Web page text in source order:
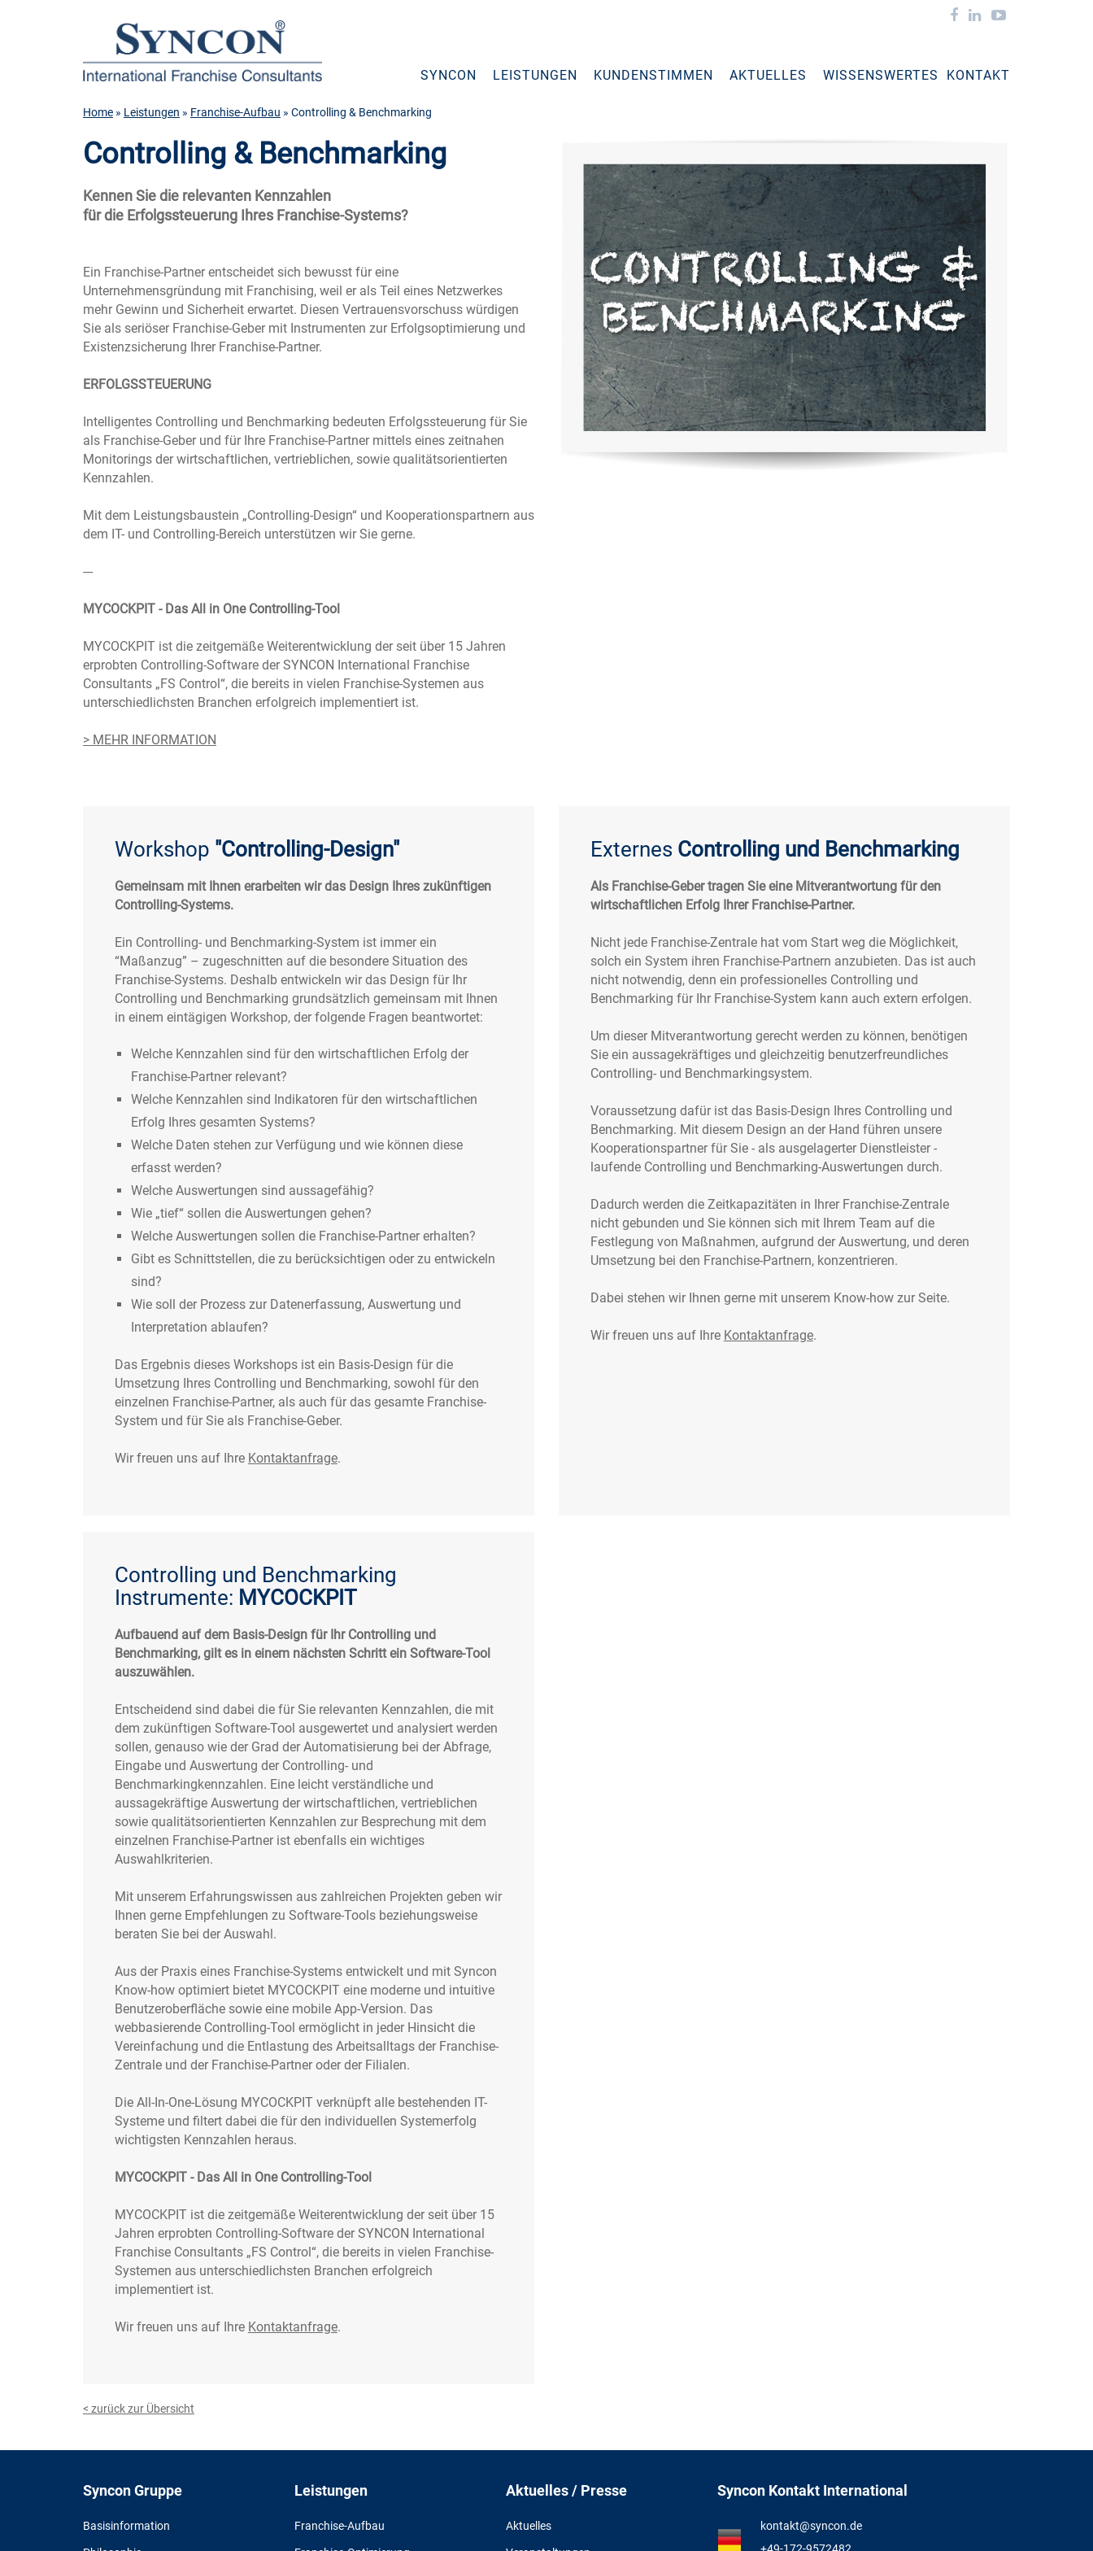
SYNCON LEISTUNGEN KUNDENSTIMMEN AKTUELLES WISSENSWERTES KONTAKT
Home » Leistungen » Franchise-Aufbau » Controlling & Benchmarking
Controlling & Benchmarking
Kennen Sie die relevanten Kennzahlen
für die Erfolgssteuerung Ihres Franchise-Systems?
Ein Franchise-Partner entscheidet sich bewusst für eine
Unternehmensgründung mit Franchising, weil er als Teil eines Netzwerkes
mehr Gewinn und Sicherheit erwartet. Diesen Vertrauensvorschuss würdigen
Sie als seriöser Franchise-Geber mit Instrumenten zur Erfolgsoptimierung und
Existenzsicherung Ihrer Franchise-Partner.
ERFOLGSSTEUERUNG
Intelligentes Controlling und Benchmarking bedeuten Erfolgssteuerung für Sie
als Franchise-Geber und für Ihre Franchise-Partner mittels eines zeitnahen
Monitorings der wirtschaftlichen, vertrieblichen, sowie qualitätsorientierten
Kennzahlen.
Mit dem Leistungsbaustein „Controlling-Design“ und Kooperationspartnern aus
dem IT- und Controlling-Bereich unterstützen wir Sie gerne.
---
MYCOCKPIT - Das All in One Controlling-Tool
MYCOCKPIT ist die zeitgemäße Weiterentwicklung der seit über 15 Jahren
erprobten Controlling-Software der SYNCON International Franchise
Consultants „FS Control“, die bereits in vielen Franchise-Systemen aus
unterschiedlichsten Branchen erfolgreich implementiert ist.
> MEHR INFORMATION
Workshop "Controlling-Design"
Gemeinsam mit Ihnen erarbeiten wir das Design Ihres zukünftigen
Controlling-Systems.
Ein Controlling- und Benchmarking-System ist immer ein
“Maßanzug” – zugeschnitten auf die besondere Situation des
Franchise-Systems. Deshalb entwickeln wir das Design für Ihr
Controlling und Benchmarking grundsätzlich gemeinsam mit Ihnen
in einem eintägigen Workshop, der folgende Fragen beantwortet:
Welche Kennzahlen sind für den wirtschaftlichen Erfolg der
Franchise-Partner relevant?
Welche Kennzahlen sind Indikatoren für den wirtschaftlichen
Erfolg Ihres gesamten Systems?
Welche Daten stehen zur Verfügung und wie können diese
erfasst werden?
Welche Auswertungen sind aussagefähig?
Wie „tief“ sollen die Auswertungen gehen?
Welche Auswertungen sollen die Franchise-Partner erhalten?
Gibt es Schnittstellen, die zu berücksichtigen oder zu entwickeln
sind?
Wie soll der Prozess zur Datenerfassung, Auswertung und
Interpretation ablaufen?
Das Ergebnis dieses Workshops ist ein Basis-Design für die
Umsetzung Ihres Controlling und Benchmarking, sowohl für den
einzelnen Franchise-Partner, als auch für das gesamte Franchise-
System und für Sie als Franchise-Geber.
Wir freuen uns auf Ihre Kontaktanfrage.
Externes Controlling und Benchmarking
Als Franchise-Geber tragen Sie eine Mitverantwortung für den
wirtschaftlichen Erfolg Ihrer Franchise-Partner.
Nicht jede Franchise-Zentrale hat vom Start weg die Möglichkeit,
solch ein System ihren Franchise-Partnern anzubieten. Das ist auch
nicht notwendig, denn ein professionelles Controlling und
Benchmarking für Ihr Franchise-System kann auch extern erfolgen.
Um dieser Mitverantwortung gerecht werden zu können, benötigen
Sie ein aussagekräftiges und gleichzeitig benutzerfreundliches
Controlling- und Benchmarkingsystem.
Voraussetzung dafür ist das Basis-Design Ihres Controlling und
Benchmarking. Mit diesem Design an der Hand führen unsere
Kooperationspartner für Sie - als ausgelagerter Dienstleister -
laufende Controlling und Benchmarking-Auswertungen durch.
Dadurch werden die Zeitkapazitäten in Ihrer Franchise-Zentrale
nicht gebunden und Sie können sich mit Ihrem Team auf die
Festlegung von Maßnahmen, aufgrund der Auswertung, und deren
Umsetzung bei den Franchise-Partnern, konzentrieren.
Dabei stehen wir Ihnen gerne mit unserem Know-how zur Seite.
Wir freuen uns auf Ihre Kontaktanfrage.
Controlling und Benchmarking
Instrumente: MYCOCKPIT
Aufbauend auf dem Basis-Design für Ihr Controlling und
Benchmarking, gilt es in einem nächsten Schritt ein Software-Tool
auszuwählen.
Entscheidend sind dabei die für Sie relevanten Kennzahlen, die mit
dem zukünftigen Software-Tool ausgewertet und analysiert werden
sollen, genauso wie der Grad der Automatisierung bei der Abfrage,
Eingabe und Auswertung der Controlling- und
Benchmarkingkennzahlen. Eine leicht verständliche und
aussagekräftige Auswertung der wirtschaftlichen, vertrieblichen
sowie qualitätsorientierten Kennzahlen zur Besprechung mit dem
einzelnen Franchise-Partner ist ebenfalls ein wichtiges
Auswahlkriterien.
Mit unserem Erfahrungswissen aus zahlreichen Projekten geben wir
Ihnen gerne Empfehlungen zu Software-Tools beziehungsweise
beraten Sie bei der Auswahl.
Aus der Praxis eines Franchise-Systems entwickelt und mit Syncon
Know-how optimiert bietet MYCOCKPIT eine moderne und intuitive
Benutzeroberfläche sowie eine mobile App-Version. Das
webbasierende Controlling-Tool ermöglicht in jeder Hinsicht die
Vereinfachung und die Entlastung des Arbeitsalltags der Franchise-
Zentrale und der Franchise-Partner oder der Filialen.
Die All-In-One-Lösung MYCOCKPIT verknüpft alle bestehenden IT-
Systeme und filtert dabei die für den individuellen Systemerfolg
wichtigsten Kennzahlen heraus.
MYCOCKPIT - Das All in One Controlling-Tool
MYCOCKPIT ist die zeitgemäße Weiterentwicklung der seit über 15
Jahren erprobten Controlling-Software der SYNCON International
Franchise Consultants „FS Control“, die bereits in vielen Franchise-
Systemen aus unterschiedlichsten Branchen erfolgreich
implementiert ist.
Wir freuen uns auf Ihre Kontaktanfrage.
< zurück zur Übersicht
Syncon Gruppe
Basisinformation
Leistungen
Franchise-Aufbau
Aktuelles / Presse
Aktuelles
Syncon Kontakt International
kontakt@syncon.de
+49-172-9572482